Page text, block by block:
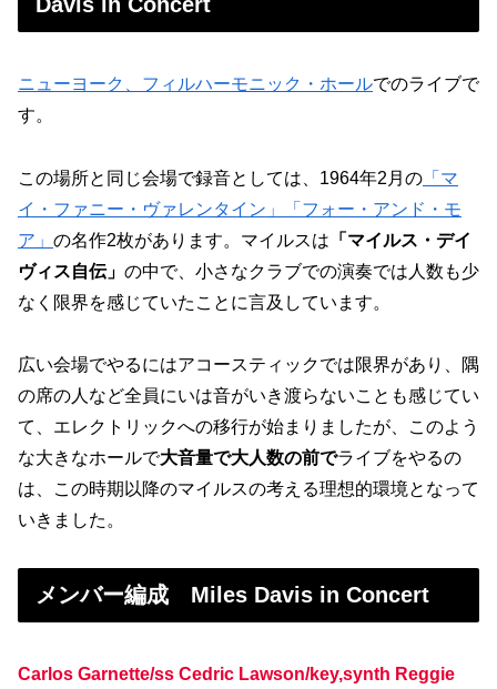
Davis in Concert
ニューヨーク、フィルハーモニック・ホールでのライブで
す。
この場所と同じ会場で録音としては、1964年2月の 「マ
イ・ファニー・ヴァレンタイン」
「フォー・アンド・モ
ア」 の名作2枚があります。マイルスは 「マイルス・デイ
ヴィス自伝」 の中で、小さなクラブでの演奏では人数も少
なく限界を感じていたことに言及しています。
広い会場でやるにはアコースティックでは限界があり、隅
の席の人など全員にいは音がいき渡らないことも感じてい
て、エレクトリックへの移行が始まりましたが、このよう
な大きなホールで大音量で大人数の前でライブをやるの
は、この時期以降のマイルスの考える理想的環境となって
いきました。
メンバー編成 Miles Davis in Concert
Carlos Garnette/ss Cedric Lawson/key,synth Reggie